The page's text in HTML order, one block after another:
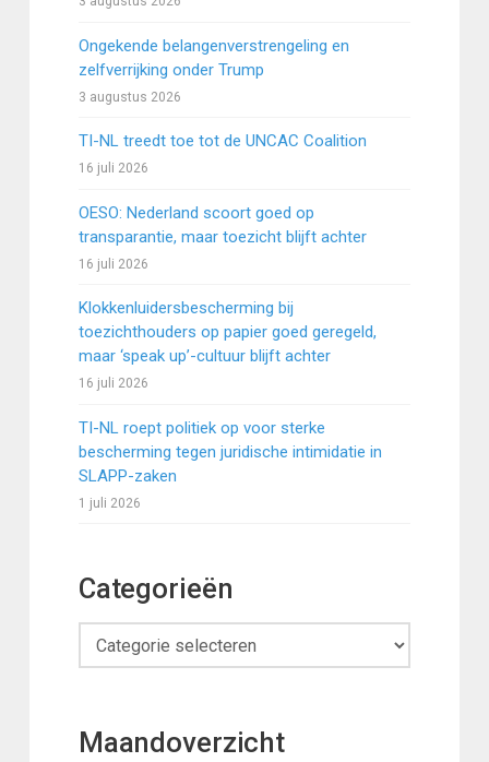
Ongekende belangenverstrengeling en
zelfverrijking onder Trump
3 augustus 2026
TI-NL treedt toe tot de UNCAC Coalition
16 juli 2026
OESO: Nederland scoort goed op
transparantie, maar toezicht blijft achter
16 juli 2026
Klokkenluidersbescherming bij
toezichthouders op papier goed geregeld,
maar ‘speak up’-cultuur blijft achter
16 juli 2026
TI-NL roept politiek op voor sterke
bescherming tegen juridische intimidatie in
SLAPP-zaken
1 juli 2026
Categorieën
Categorieën
Maandoverzicht